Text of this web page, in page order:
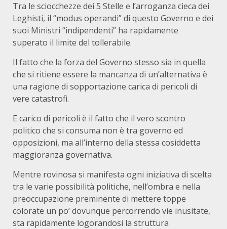
Tra le sciocchezze dei 5 Stelle e l’arroganza cieca dei
Leghisti, il “modus operandi” di questo Governo e dei
suoi Ministri “indipendenti” ha rapidamente
superato il limite del tollerabile.
Il fatto che la forza del Governo stesso sia in quella
che si ritiene essere la mancanza di un’alternativa è
una ragione di sopportazione carica di pericoli di
vere catastrofi.
E carico di pericoli è il fatto che il vero scontro
politico che si consuma non è tra governo ed
opposizioni, ma all’interno della stessa cosiddetta
maggioranza governativa.
Mentre rovinosa si manifesta ogni iniziativa di scelta
tra le varie possibilità politiche, nell’ombra e nella
preoccupazione preminente di mettere toppe
colorate un po’ dovunque percorrendo vie inusitate,
sta rapidamente logorandosi la struttura